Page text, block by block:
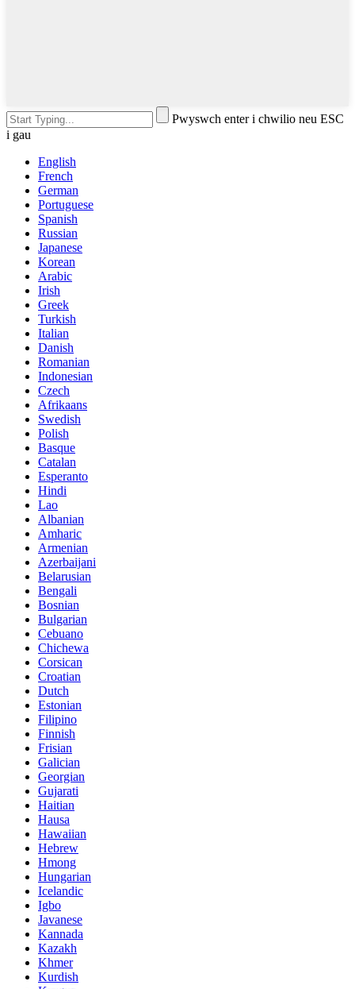
Pwyswch enter i chwilio neu ESC
i gau
English
French
German
Portuguese
Spanish
Russian
Japanese
Korean
Arabic
Irish
Greek
Turkish
Italian
Danish
Romanian
Indonesian
Czech
Afrikaans
Swedish
Polish
Basque
Catalan
Esperanto
Hindi
Lao
Albanian
Amharic
Armenian
Azerbaijani
Belarusian
Bengali
Bosnian
Bulgarian
Cebuano
Chichewa
Corsican
Croatian
Dutch
Estonian
Filipino
Finnish
Frisian
Galician
Georgian
Gujarati
Haitian
Hausa
Hawaiian
Hebrew
Hmong
Hungarian
Icelandic
Igbo
Javanese
Kannada
Kazakh
Khmer
Kurdish